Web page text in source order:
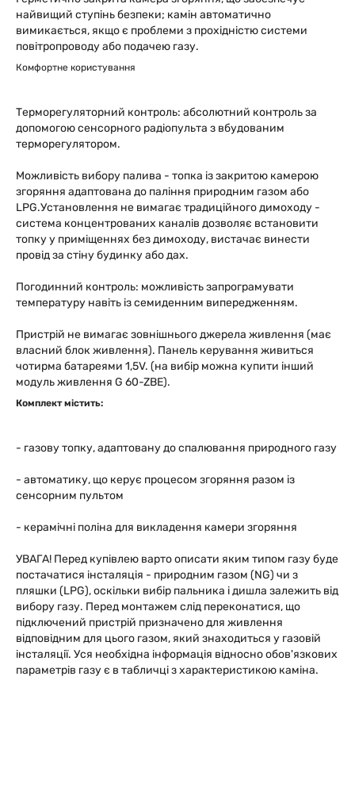
найвищий ступінь безпеки; камін автоматично
вимикається, якщо є проблеми з прохідністю системи
повітропроводу або подачею газу.
Комфортне користування
Терморегуляторний контроль: абсолютний контроль за
допомогою сенсорного радіопульта з вбудованим
терморегулятором.
Можливість вибору палива - топка із закритою камерою
згоряння адаптована до паління природним газом або
LPG.Установлення не вимагає традиційного димоходу -
система концентрованих каналів дозволяє встановити
топку у приміщеннях без димоходу, вистачає винести
провід за стіну будинку або дах.
Погодинний контроль: можливість запрограмувати
температуру навіть із семиденним випередженням.
Пристрій не вимагає зовнішнього джерела живлення (має
власний блок живлення). Панель керування живиться
чотирма батареями 1,5V. (на вибір можна купити інший
модуль живлення G 60-ZBE).
Комплект містить:
- газову топку, адаптовану до спалювання природного газу
- автоматику, що керує процесом згоряння разом із
сенсорним пультом
- керамічні поліна для викладення камери згоряння
УВАГА! Перед купівлею варто описати яким типом газу буде
постачатися інсталяція - природним газом (NG) чи з
пляшки (LPG), оскільки вибір пальника і дишла залежить від
вибору газу. Перед монтажем слід переконатися, що
підключений пристрій призначено для живлення
відповідним для цього газом, який знаходиться у газовій
інсталяції. Уся необхідна інформація відносно обов'язкових
параметрів газу є в табличці з характеристикою каміна.